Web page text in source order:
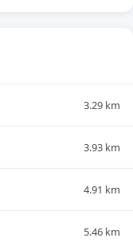
3.29 km
3.93 km
4.91 km
5.46 km